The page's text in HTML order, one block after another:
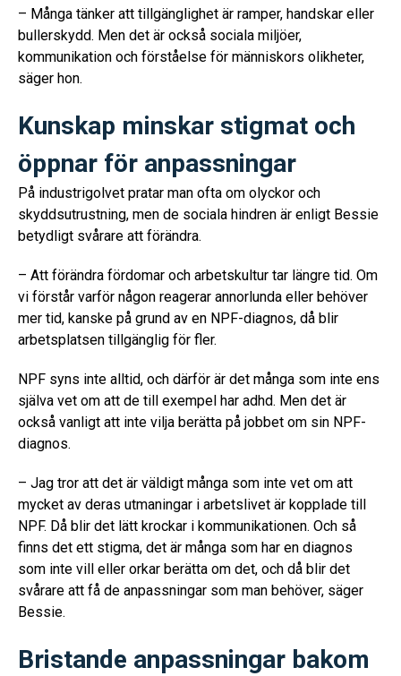
– Många tänker att tillgänglighet är ramper, handskar eller
bullerskydd. Men det är också sociala miljöer,
kommunikation och förståelse för människors olikheter,
säger hon.
Kunskap minskar stigmat och
öppnar för anpassningar
På industrigolvet pratar man ofta om olyckor och
skyddsutrustning, men de sociala hindren är enligt Bessie
betydligt svårare att förändra.
– Att förändra fördomar och arbetskultur tar längre tid. Om
vi förstår varför någon reagerar annorlunda eller behöver
mer tid, kanske på grund av en NPF-diagnos, då blir
arbetsplatsen tillgänglig för fler.
NPF syns inte alltid, och därför är det många som inte ens
själva vet om att de till exempel har adhd. Men det är
också vanligt att inte vilja berätta på jobbet om sin NPF-
diagnos.
– Jag tror att det är väldigt många som inte vet om att
mycket av deras utmaningar i arbetslivet är kopplade till
NPF. Då blir det lätt krockar i kommunikationen. Och så
finns det ett stigma, det är många som har en diagnos
som inte vill eller orkar berätta om det, och då blir det
svårare att få de anpassningar som man behöver, säger
Bessie.
Bristande anpassningar bakom